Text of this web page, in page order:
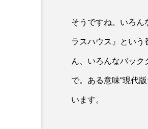
そうですね。いろん
ラスハウス』という
ん、いろんなバッ
で。ある意味“現代
います。